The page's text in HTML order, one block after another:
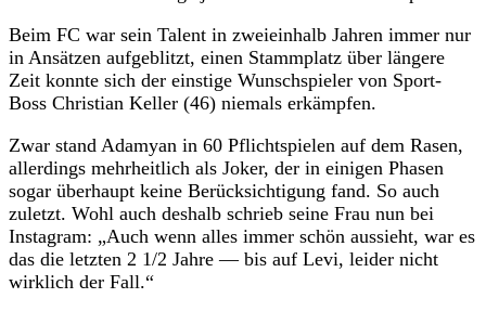
Beim FC war sein Talent in zweieinhalb Jahren immer nur
in Ansätzen aufgeblitzt, einen Stammplatz über längere
Zeit konnte sich der einstige Wunschspieler von Sport-
Boss Christian Keller (46) niemals erkämpfen.
Zwar stand Adamyan in 60 Pflichtspielen auf dem Rasen,
allerdings mehrheitlich als Joker, der in einigen Phasen
sogar überhaupt keine Berücksichtigung fand. So auch
zuletzt. Wohl auch deshalb schrieb seine Frau nun bei
Instagram: „Auch wenn alles immer schön aussieht, war es
das die letzten 2 1/2 Jahre — bis auf Levi, leider nicht
wirklich der Fall.“